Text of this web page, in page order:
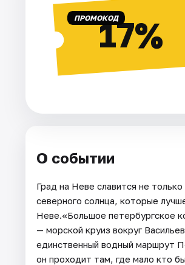
Рейтинги ПРОМОКОД17%
О событии
Град на Неве славится не
северного солнца, которые
Неве.«Большое петербургское
— морской круиз вокруг
единственный водный маршрут
он проходит там, где мало кто